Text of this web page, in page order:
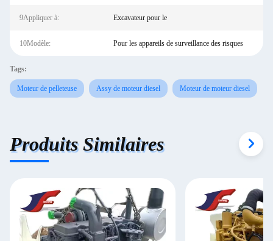
9Appliquer à: Excavateur pour le
10Modèle: Pour les appareils de surveillance des risques
Tags:
Moteur de pelleteuse Assy de moteur diesel Moteur de moteur diesel
Produits Similaires